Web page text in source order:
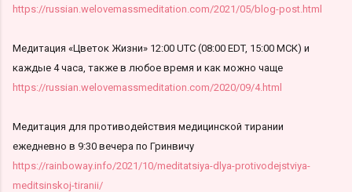
https://russian.welovemassmeditation.com/2021/05/blog-post.html
Медитация «Цветок Жизни» 12:00 UTC (08:00 EDT, 15:00 МСК) и
каждые 4 часа, также в любое время и как можно чаще
https://russian.welovemassmeditation.com/2020/09/4.html
Медитация для противодействия медицинской тирании
ежедневно в 9:30 вечера по Гринвичу
https://rainboway.info/2021/10/meditatsiya-dlya-protivodejstviya-
meditsinskoj-tiranii/